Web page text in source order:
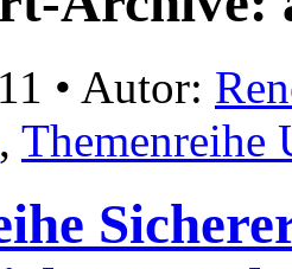
• Autor:
, Themenreihe